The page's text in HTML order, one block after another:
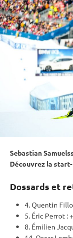
Sebastian
Découvrez la
Dossards et
4. Quentin
5. Éric Perrot :
8. Émilien